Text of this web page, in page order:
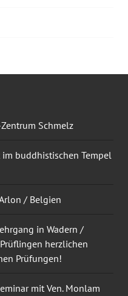
Schmelz
buddhistischen Tempel
/ Belgien
in Wadern /
herzlichen
Prüfungen!
mit Ven. Monlam